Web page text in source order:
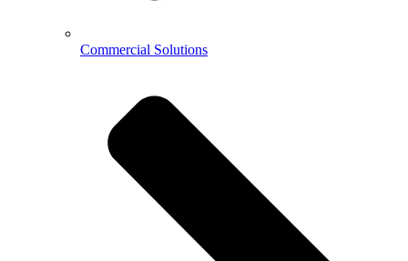
Commercial Solutions